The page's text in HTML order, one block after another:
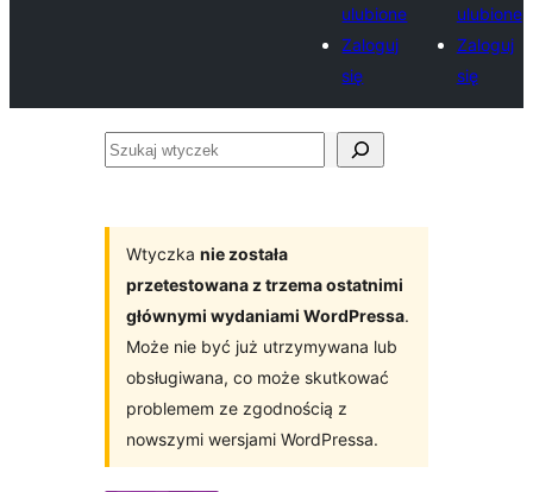
ulubione
Zaloguj
się
ulubione
Zaloguj
się
Szukaj
Wtyczka nie została
przetestowana z trzema ostatnimi
głównymi wydaniami WordPressa.
Może nie być już utrzymywana lub
obsługiwana, co może skutkować
problemem ze zgodnością z
nowszymi wersjami WordPressa.